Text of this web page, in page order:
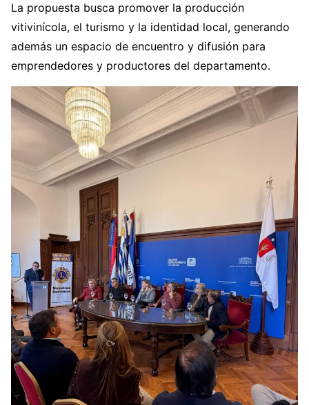
La propuesta busca promover la producción
vitivinícola, el turismo y la identidad local, generando
además un espacio de encuentro y difusión para
emprendedores y productores del departamento.